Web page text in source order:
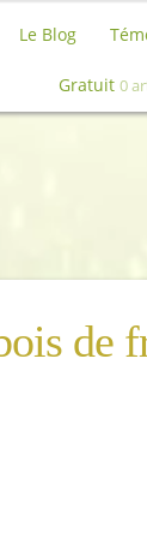
Le Blog
pour :
Gratuit0
de